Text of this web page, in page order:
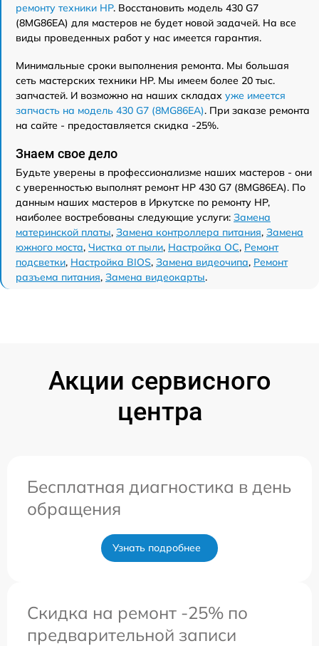
ремонту техники HP. Восстановить модель 430 G7
(8MG86EA) для мастеров не будет новой задачей. На все
виды проведенных работ у нас имеется гарантия.
Минимальные сроки выполнения ремонта. Мы большая
сеть мастерских техники HP. Мы имеем более 20 тыс.
запчастей. И возможно на наших складах уже имеется
запчасть на модель 430 G7 (8MG86EA). При заказе ремонта
на сайте - предоставляется скидка -25%.
Знаем свое дело
Будьте уверены в профессионализме наших мастеров - они
с уверенностью выполнят ремонт HP 430 G7 (8MG86EA). По
данным наших мастеров в Иркутске по ремонту HP,
наиболее востребованы следующие услуги: Замена
материнской платы, Замена контроллера питания, Замена
южного моста, Чистка от пыли, Настройка ОС, Ремонт
подсветки, Настройка BIOS, Замена видеочипа, Ремонт
разъема питания, Замена видеокарты.
Акции сервисного
центра
Бесплатная диагностика в день
обращения
Узнать подробнее
Скидка на ремонт -25% по
предварительной записи